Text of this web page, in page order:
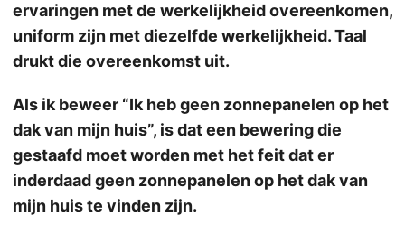
ervaringen met de werkelijkheid overeenkomen,
uniform zijn met diezelfde werkelijkheid. Taal
drukt die overeenkomst uit.
Als ik beweer “Ik heb geen zonnepanelen op het
dak van mijn huis”, is dat een bewering die
gestaafd moet worden met het feit dat er
inderdaad geen zonnepanelen op het dak van
mijn huis te vinden zijn.